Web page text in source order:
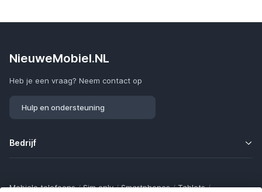
NieuweMobiel.NL
Heb je een vraag? Neem contact op
Hulp en ondersteuning
Bedrijf
Mobiele telefoons / Sim only / Smartphones / Tablets /